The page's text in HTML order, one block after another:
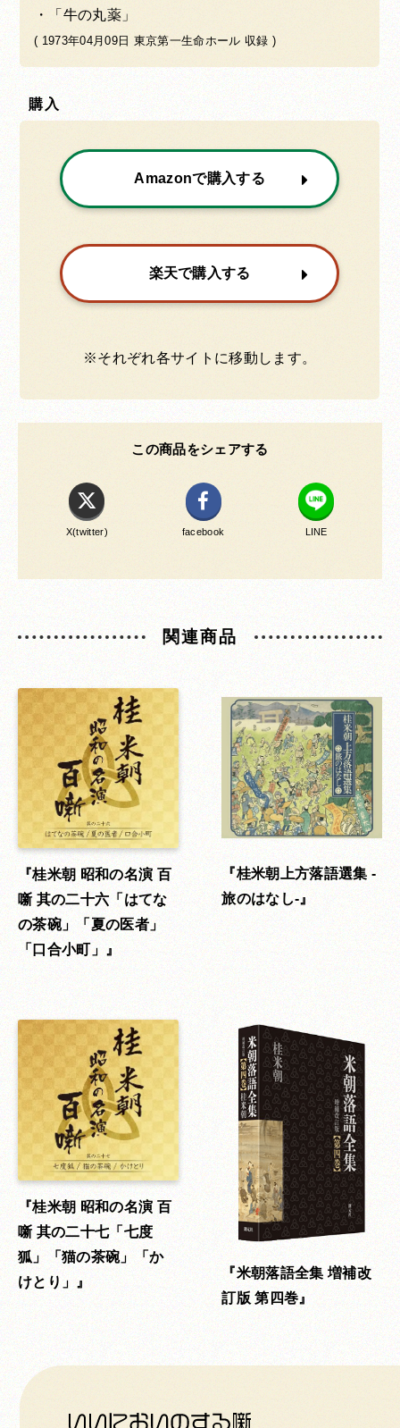
「牛の丸薬」
( 1973年04月09日 東京第一生命ホール 収録 )
購入
Amazonで購入する
楽天で購入する
※それぞれ各サイトに移動します。
この商品をシェアする
X(twitter) facebook LINE
関連商品
桂米朝 昭和の名演 百
噺 其の二十六「はてな
の茶碗」「夏の医者」
「口合小町」
桂米朝上方落語選集 -
旅のはなし-
桂米朝 昭和の名演 百
噺 其の二十七「七度
狐」「猫の茶碗」「か
けとり」
米朝落語全集 増補改
訂版 第四巻